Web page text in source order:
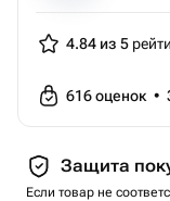
4.84 из 5
616оценок •
Защита
Если товар не